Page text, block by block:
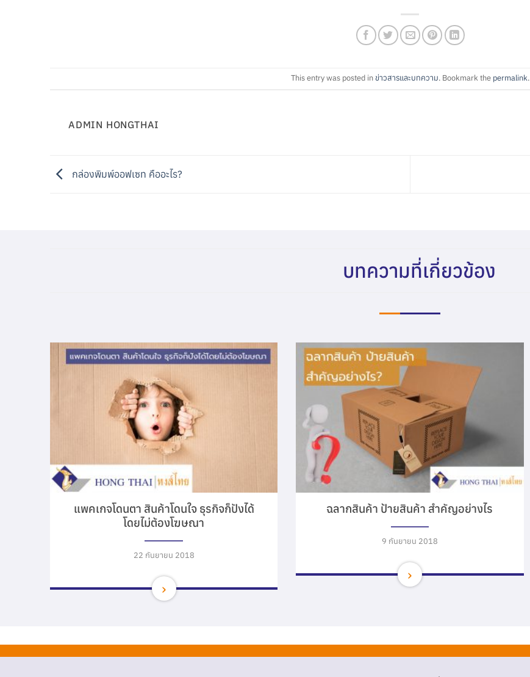
This entry was posted in ข่าวสารและบทความ. Bookmark the permalink.
ADMIN HONGTHAI
กล่องพิมพ์ออฟเซท คืออะไร?
บทความที่เกี่ยวข้อง
แพคเกจโดนตา สินค้าโดนใจ ธุรกิจก็ปังได้
โดยไม่ต้องโฆษณา
22 กันยายน 2018
ฉลากสินค้า ป้ายสินค้า สำคัญอย่างไร
9 กันยายน 2018